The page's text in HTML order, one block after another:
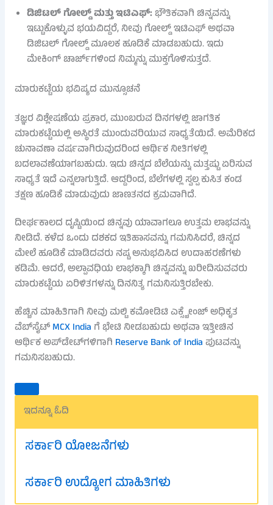
ಡಿಜಿಟಲ್ ಗೋಲ್ಡ್ ಮತ್ತು ಇಟಿಎಫ್:ಭೌತಿಕವಾಗಿ ಚಿನ್ನವನ್ನು
ಇಟ್ಟುಕೊಳ್ಳುವ ಭಯವಿದ್ದರೆ, ನೀವು ಗೋಲ್ಡ್ ಇಟಿಎಫ್ ಅಥವಾ
ಡಿಜಿಟಲ್ ಗೋಲ್ಡ್ ಮೂಲಕ ಹೂಡಿಕೆ ಮಾಡಬಹುದು. ಇದು
ಮೇಕಿಂಗ್ ಚಾರ್ಜ್‌ಗಳಿಂದ ನಿಮ್ಮನ್ನು ಮುಕ್ತಗೊಳಿಸುತ್ತದೆ.
ಮಾರುಕಟ್ಟೆಯ ಭವಿಷ್ಯದ ಮುನ್ಸೂಚನೆ
ತಜ್ಞರ ವಿಶ್ಲೇಷಣೆಯ ಪ್ರಕಾರ, ಮುಂಬರುವ ದಿನಗಳಲ್ಲಿ ಜಾಗತಿಕ
ಮಾರುಕಟ್ಟೆಯಲ್ಲಿ ಅಸ್ಥಿರತೆ ಮುಂದುವರಿಯುವ ಸಾಧ್ಯತೆಯಿದೆ. ಅಮೆರಿಕದ
ಚುನಾವಣಾ ವರ್ಷವಾಗಿರುವುದರಿಂದ ಆರ್ಥಿಕ ನೀತಿಗಳಲ್ಲಿ
ಬದಲಾವಣೆಯಾಗಬಹುದು. ಇದು ಚಿನ್ನದ ಬೆಲೆಯನ್ನು ಮತ್ತಷ್ಟು ಏರಿಸುವ
ಸಾಧ್ಯತೆ ಇದೆ ಎನ್ನಲಾಗುತ್ತಿದೆ. ಆದ್ದರಿಂದ, ಬೆಲೆಗಳಲ್ಲಿ ಸ್ವಲ್ಪ ಕುಸಿತ ಕಂಡ
ತಕ್ಷಣ ಹೂಡಿಕೆ ಮಾಡುವುದು ಜಾಣತನದ ಕ್ರಮವಾಗಿದೆ.
ದೀರ್ಘಕಾಲದ ದೃಷ್ಟಿಯಿಂದ ಚಿನ್ನವು ಯಾವಾಗಲೂ ಉತ್ತಮ ಲಾಭವನ್ನು
ನೀಡಿದೆ. ಕಳೆದ ಒಂದು ದಶಕದ ಇತಿಹಾಸವನ್ನು ಗಮನಿಸಿದರೆ, ಚಿನ್ನದ
ಮೇಲೆ ಹೂಡಿಕೆ ಮಾಡಿದವರು ನಷ್ಟ ಅನುಭವಿಸಿದ ಉದಾಹರಣೆಗಳು
ಕಡಿಮೆ. ಆದರೆ, ಅಲ್ಪಾವಧಿಯ ಲಾಭಕ್ಕಾಗಿ ಚಿನ್ನವನ್ನು ಖರೀದಿಸುವವರು
ಮಾರುಕಟ್ಟೆಯ ಏರಿಳಿತಗಳನ್ನು ದಿನನಿತ್ಯ ಗಮನಿಸುತ್ತಿರಬೇಕು.
ಹೆಚ್ಚಿನ ಮಾಹಿತಿಗಾಗಿ ನೀವು ಮಲ್ಟಿ ಕಮೋಡಿಟಿ ಎಕ್ಸ್ಚೇಂಜ್ ಅಧಿಕೃತ
ವೆಬ್‌ಸೈಟ್MCX India ಗೆ ಭೇಟಿ ನೀಡಬಹುದು ಅಥವಾ ಇತ್ತೀಚಿನ
ಆರ್ಥಿಕ ಅಪ್‌ಡೇಟ್‌ಗಳಿಗಾಗಿ Reserve Bank of Indiaಪುಟವನ್ನು
ಗಮನಿಸಬಹುದು.
ಇದನ್ನೂ ಓದಿ
ಸರ್ಕಾರಿ ಯೋಜನೆಗಳು
ಸರ್ಕಾರಿ ಉದ್ಯೋಗ ಮಾಹಿತಿಗಳು